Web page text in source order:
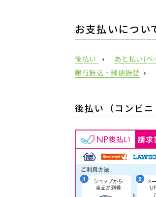
お支払いについ
後払い あと払い(ペ
銀行振込・郵便振替
後払い（コンビ